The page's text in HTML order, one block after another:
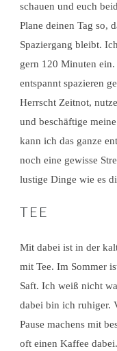
schauen und euch
Plane deinen Tag so,
Spaziergang bleibt.
gern 120 Minuten
entspannt spazieren
Herrscht Zeitnot,
und beschäftige
kann ich das ganze
noch eine gewisse
lustige Dinge wie es
TEE
Mit dabei ist in der
mit Tee. Im Sommer
Saft. Ich weiß nicht
dabei bin ich ruhiger.
Pause machens mit
oft einen Kaffee